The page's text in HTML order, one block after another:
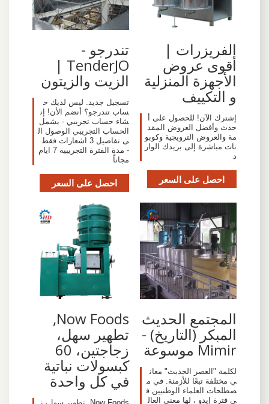
الفريزرات |
أقوى عروض
الأجهزة المنزلية
و التكييف
إشترك الآن! للحصول على أ
حدث وأفضل العروض المقد
مة والعروض الترويجية وكوبو
نات مباشرة إلى بريدك الوار
د
احصل على السعر
تندرجو -
TenderJO |
الزيت والزيتون
تسجيل جديد. ليس لديك ح
ساب تندرجو؟ أنضم الأن! إن
شاء حساب تجريبي - يشمل
الحساب التجريبي الوصول ال
ى تفاصيل 3 اشعارات فقط
- مدة الفترة التجريبية 7 ايام
مجاناً
احصل على السعر
المجتمع الحديث
المبكر (التاريخ) -
Mimir موسوعة
لكلمة "العصر الحديث" معان
ي مختلفة تبعًا للأزمنة. في م
صطلحات العلماء الوطنيين ف
ي فترة إيدو ، لها معنى العال
Now Foods,
تطهير سهل،
زجاجتين، 60
كبسولات نباتية
في كل واحدة